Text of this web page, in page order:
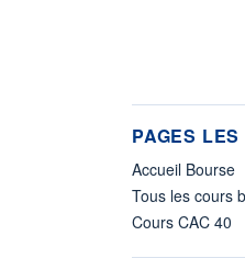
PAGES
Accueil Bourse
Tous les cours
Cours CAC 40